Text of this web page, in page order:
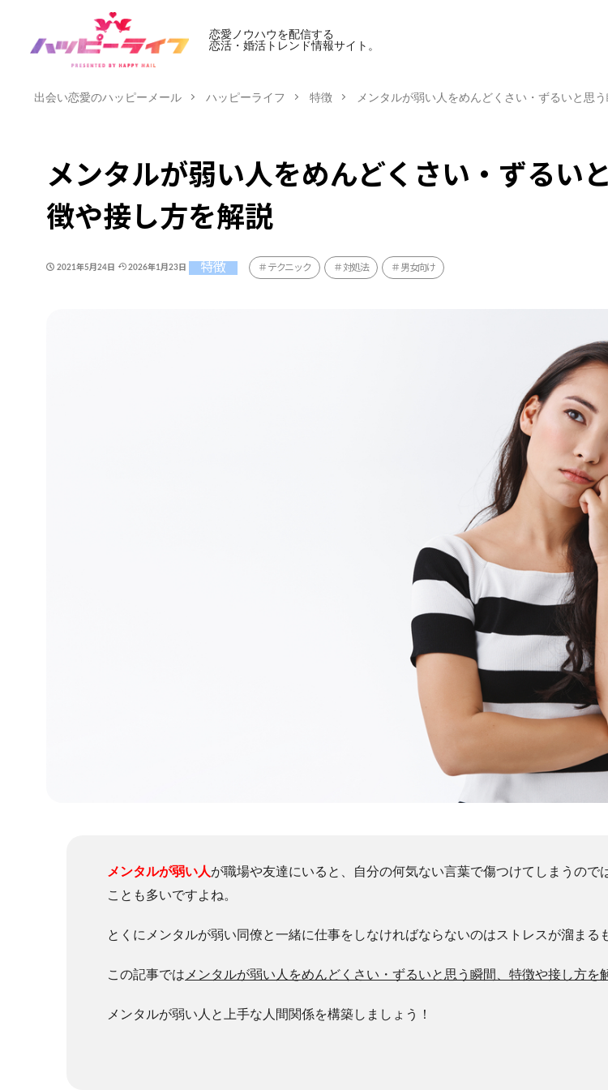
恋愛ノウハウを配信する
恋活・婚活トレンド情報サイト。
出会い恋愛のハッピーメール ハッピーライフ 特徴 メンタルが弱い人をめんどくさい・ずるいと思
メンタルが弱い人をめんどくさい・ずるい
徴や接し方を解説
2021年5月24日 2026年1月23日 特徴 テクニック 対処法 男女向け
メンタルが弱い人が職場や友達にいると、自分の何気ない言葉で傷つけてしまうので
ことも多いですよね。
とくにメンタルが弱い同僚と一緒に仕事をしなければならないのはストレスが溜まる
この記事では メンタルが弱い人をめんどくさい・ずるいと思う瞬間、特徴や接し方を
メンタルが弱い人と上手な人間関係を構築しましょう！